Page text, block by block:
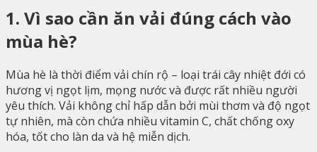
1. Vì sao cần ăn vải đúng cách vào
mùa hè?
Mùa hè là thời điểm vải chín rộ – loại trái cây nhiệt đới có
hương vị ngọt lịm, mọng nước và được rất nhiều người
yêu thích. Vải không chỉ hấp dẫn bởi mùi thơm và độ ngọt
tự nhiên, mà còn chứa nhiều vitamin C, chất chống oxy
hóa, tốt cho làn da và hệ miễn dịch.